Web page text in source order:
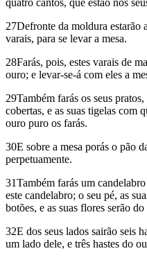
27Defronte da moldura estarão
varais, para se levar a mesa.
28Farás, pois, estes varais de
ouro; e levar-se-á com eles a
29Também farás os seus
cobertas, e as suas tigelas com
ouro puro os farás.
30E sobre a mesa porás o pão
perpetuamente.
31Também farás um
este candelabro; o seu pé, as
botões, e as suas flores serão do
32E dos seus lados sairão seis
um lado dele, e três hastes do